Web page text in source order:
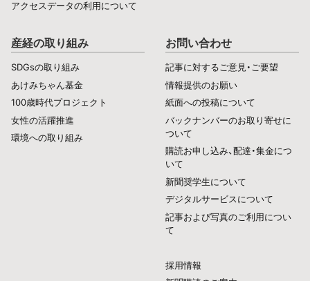
アクセスデータの利用について
産経の取り組み
SDGsの取り組み
あけみちゃん基金
100歳時代プロジェクト
女性の活躍推進
環境への取り組み
お問い合わせ
記事に対するご意見・ご要望
情報提供のお願い
紙面への投稿について
バックナンバーのお取り寄せに
ついて
購読お申し込み、配達・集金につ
いて
新聞奨学生について
デジタルサービスについて
記事および写真のご利用につい
て
採用情報